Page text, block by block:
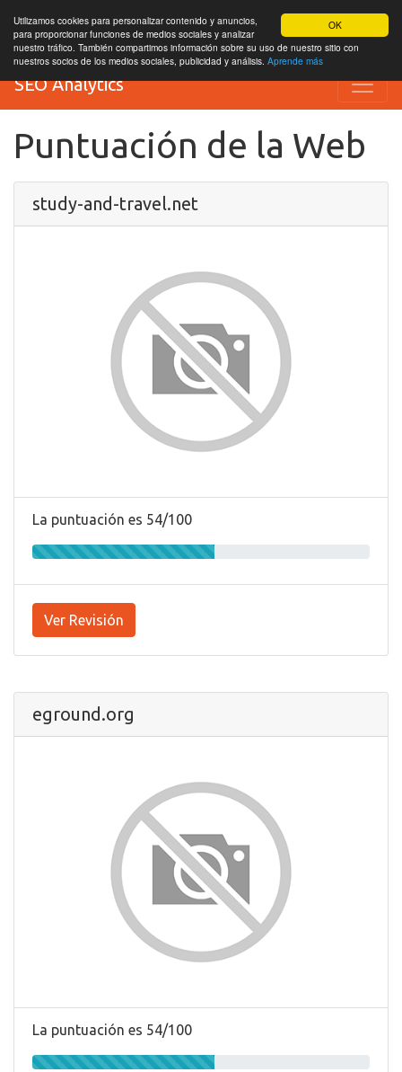
OK
Utilizamos cookies para personalizar contenido y anuncios,
para proporcionar funciones de medios sociales y analizar
nuestro tráfico. También compartimos información sobre su uso de nuestro sitio con
nuestros socios de los medios sociales, publicidad y análisis. Aprende más
SEO Analytics
Puntuación de la Web
study-and-travel.net
La puntuación es 54/100
Ver Revisión
eground.org
La puntuación es 54/100